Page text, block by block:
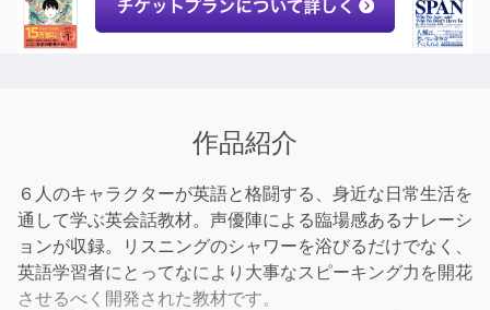
作品紹介
６人のキャラクターが英語と格闘する、身近な日常生活を
通して学ぶ英会話教材。声優陣による臨場感あるナレーシ
ョンが収録。リスニングのシャワーを浴びるだけでなく、
英語学習者にとってなにより大事なスピーキング力を開花
させるべく開発された教材です。